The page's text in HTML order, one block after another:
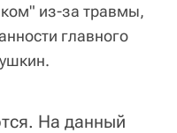
из-за травмы,
главного
На данный